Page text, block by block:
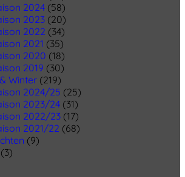
2024 (58)
2023 (20)
2022 (34)
2021 (35)
2020 (18)
2019 (30)
Winter (219)
2024/25 (25)
2023/24 (31)
2022/23 (17)
2021/22 (68)
(9)
(3)